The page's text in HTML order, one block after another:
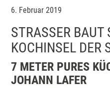
6. Februar 2019
STRASSER BAUT
KOCHINSEL DER
7 METER PURES
JOHANN LAFER